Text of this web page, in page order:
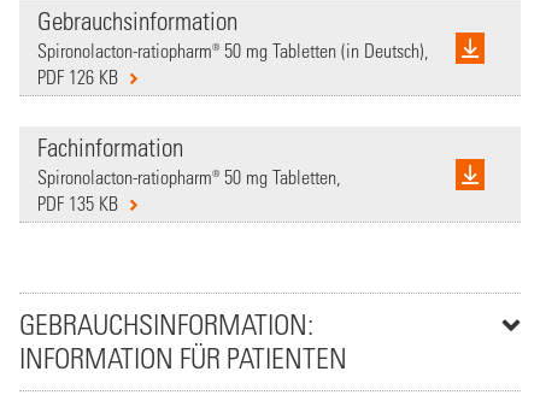
Gebrauchsinformation
Spironolacton-ratiopharm® 50 mg Tabletten (in Deutsch),
PDF 126 KB
Fachinformation
Spironolacton-ratiopharm® 50 mg Tabletten,
PDF 135 KB
GEBRAUCHSINFORMATION:
INFORMATION FÜR PATIENTEN